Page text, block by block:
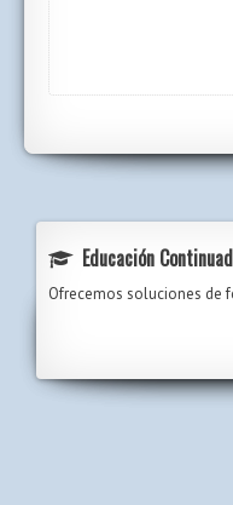
Educación
Ofrecemos soluciones de